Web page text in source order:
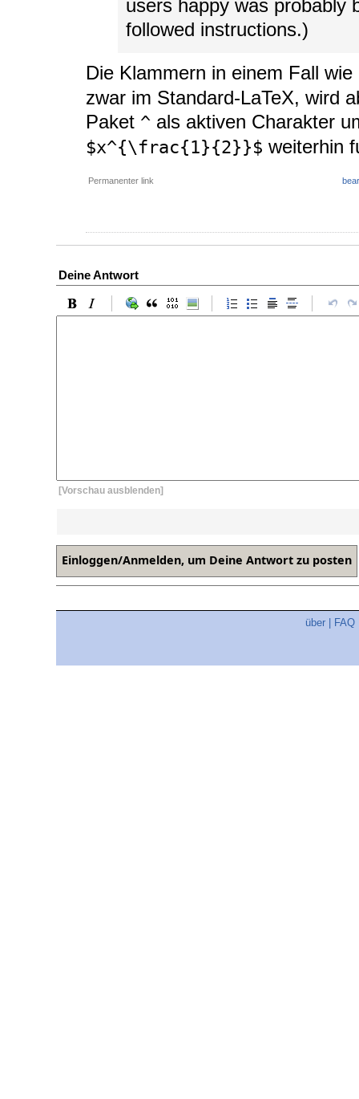
users happy was probably
followed instructions.)
Die Klammern in einem Fall wie
zwar im Standard-LaTeX, wird
Paket ^ als aktiven Charakter
$x^{\frac{1}{2}}$ weiterhin
Permanenter link
Deine Antwort
[Vorschau ausblenden]
über FAQ